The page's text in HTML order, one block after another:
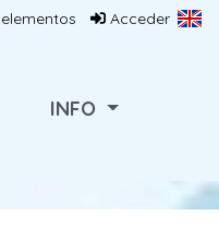
Acceder
elementos
INFO